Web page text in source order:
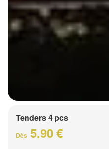
Tenders 4 pcs
Dès 5.90 €